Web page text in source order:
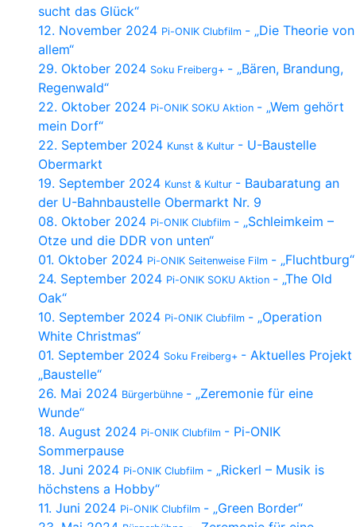
sucht das Glück“
12. November 2024 Pi-ONIK Clubfilm - „Die Theorie von
allem“
29. Oktober 2024 Soku Freiberg+ - „Bären, Brandung,
Regenwald“
22. Oktober 2024 Pi-ONIK SOKU Aktion - „Wem gehört
mein Dorf“
22. September 2024 Kunst & Kultur - U-Baustelle
Obermarkt
19. September 2024 Kunst & Kultur - Baubaratung an
der U-Bahnbaustelle Obermarkt Nr. 9
08. Oktober 2024 Pi-ONIK Clubfilm - „Schleimkeim –
Otze und die DDR von unten“
01. Oktober 2024 Pi-ONIK Seitenweise Film - „Fluchtburg“
24. September 2024 Pi-ONIK SOKU Aktion - „The Old
Oak“
10. September 2024 Pi-ONIK Clubfilm - „Operation
White Christmas“
01. September 2024 Soku Freiberg+ - Aktuelles Projekt
„Baustelle“
26. Mai 2024 Bürgerbühne - „Zeremonie für eine
Wunde“
18. August 2024 Pi-ONIK Clubfilm - Pi-ONIK
Sommerpause
18. Juni 2024 Pi-ONIK Clubfilm - „Rickerl – Musik is
höchstens a Hobby“
11. Juni 2024 Pi-ONIK Clubfilm - „Green Border“